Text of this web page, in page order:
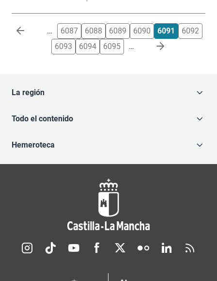
Paginación … 6087 6088 6089 6090 6091
6092
6093
6094 6095 …
La región
Todo el contenido
Hemeroteca
Redes sociales JCCM